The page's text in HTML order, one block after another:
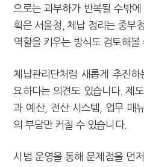
으로는 과부하가 반복될 수밖
획은 서울청, 체납 정리는 중부
역할을 키우는 방식도 검토해볼
체납관리단처럼 새롭게 추진
요하다는 의견도 있습니다. 제
과 예산, 전산 시스템, 업무 매
의 부담만 커질 수 있습니다.
시범 운영을 통해 문제점을 먼